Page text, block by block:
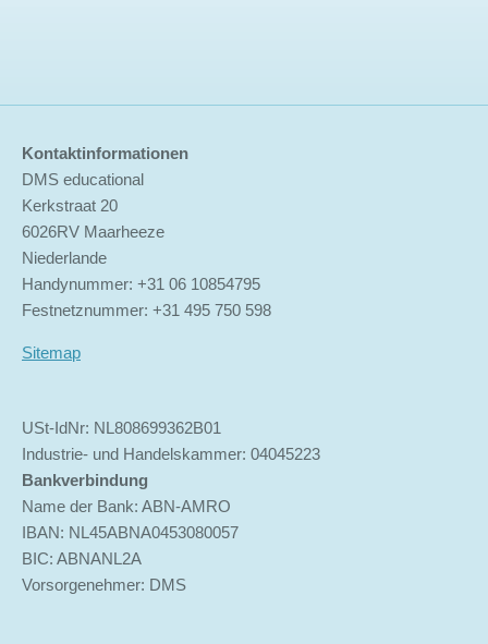
Kontaktinformationen
DMS educational
Kerkstraat 20
6026RV Maarheeze
Niederlande
Handynummer: +31 06 10854795
Festnetznummer: +31 495 750 598
Sitemap
USt-IdNr: NL808699362B01
Industrie- und Handelskammer: 04045223
Bankverbindung
Name der Bank: ABN-AMRO
IBAN: NL45ABNA0453080057
BIC: ABNANL2A
Vorsorgenehmer: DMS